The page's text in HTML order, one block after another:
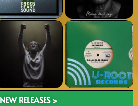
NEW RELEASES >